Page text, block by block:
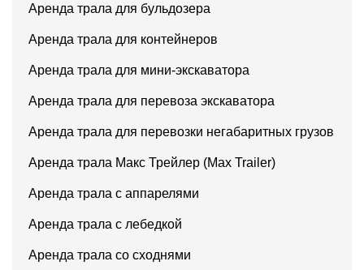
Аренда трала для бульдозера
Аренда трала для контейнеров
Аренда трала для мини-экскаватора
Аренда трала для перевоза экскаватора
Аренда трала для перевозки негабаритных грузов
Аренда трала Макс Трейлер (Max Trailer)
Аренда трала с аппарелями
Аренда трала с лебедкой
Аренда трала со сходнями